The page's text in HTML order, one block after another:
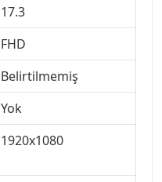
17.3
FHD
Belirtilmemiş
Yok
1920x1080